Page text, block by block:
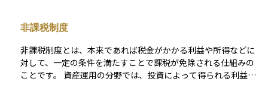
非課税制度
非課税制度とは、本来であれば税金がかかる利益や所得などに
対して、一定の条件を満たすことで課税が免除される仕組みの
ことです。 資産運用の分野では、投資によって得られる利益、